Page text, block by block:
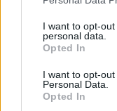
not limited to your
grant or deny
use your data for
consent section.
I want to opt-
personal data.
Opted In
I want to opt-
Personal Data.
Opted In
Redazione Petstory.it · 8